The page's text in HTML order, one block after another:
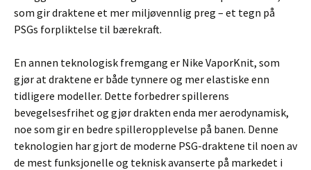
som gir draktene et mer miljøvennlig preg – et tegn på
PSGs forpliktelse til bærekraft.
En annen teknologisk fremgang er Nike VaporKnit, som
gjør at draktene er både tynnere og mer elastiske enn
tidligere modeller. Dette forbedrer spillerens
bevegelsesfrihet og gjør drakten enda mer aerodynamisk,
noe som gir en bedre spilleropplevelse på banen. Denne
teknologien har gjort de moderne PSG-draktene til noen av
de mest funksjonelle og teknisk avanserte på markedet i